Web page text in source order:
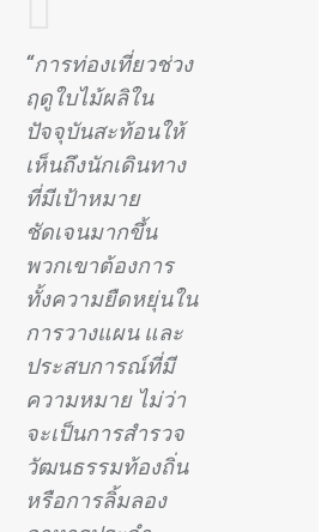
“การท่องเที่ยวช่วง
ฤดูใบไม้ผลิใน
ปัจจุบันสะท้อนให้
เห็นถึงนักเดินทาง
ที่มีเป้าหมาย
ชัดเจนมากขึ้น
พวกเขาต้องการ
ทั้งความยืดหยุ่นใน
การวางแผน และ
ประสบการณ์ที่มี
ความหมาย ไม่ว่า
จะเป็นการสำรวจ
วัฒนธรรมท้องถิ่น
หรือการลิ้มลอง